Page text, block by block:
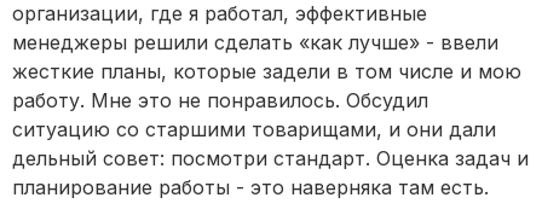
организации, где я работал, эффективные
менеджеры решили сделать «как лучше» - ввели
жесткие планы, которые задели в том числе и мою
работу. Мне это не понравилось. Обсудил
ситуацию со старшими товарищами, и они дали
дельный совет: посмотри стандарт. Оценка задач и
планирование работы - это наверняка там есть.